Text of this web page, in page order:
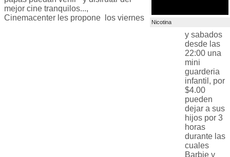
Nicotina
mejor cine tranquilos...,
Cinemacenter les propone los viernes
y sabados
desde las
22:00 una
mini
guarderia
infantil, por
$4.00
pueden
dejar a sus
hijos por 3
horas
durante las
cuales
Barbie y